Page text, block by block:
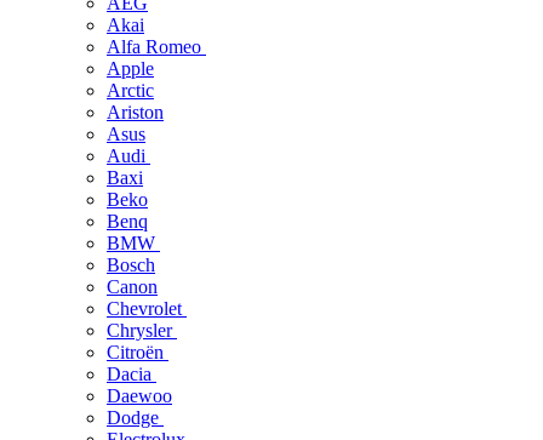
Akai
Alfa Romeo
Apple
Arctic
Ariston
Asus
Audi
Baxi
Beko
Benq
BMW
Bosch
Canon
Chevrolet
Chrysler
Citroën
Dacia
Daewoo
Dodge